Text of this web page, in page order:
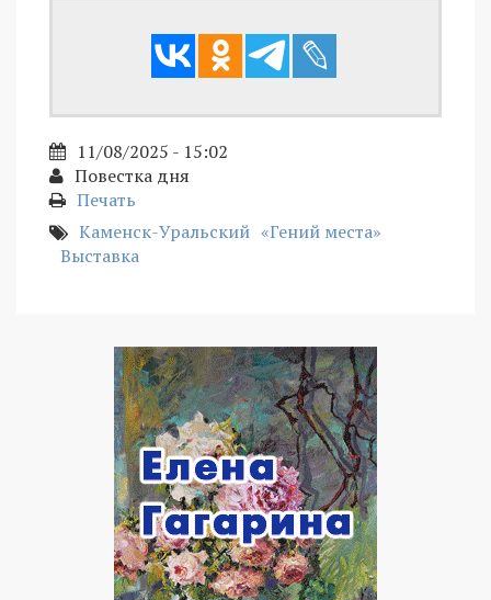
11/08/2025 - 15:02
Повестка дня
Печать
Каменск-Уральский «Гений места»
Выставка